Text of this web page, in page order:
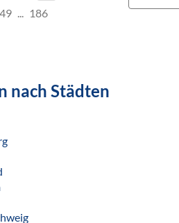
49
186
nach Städten